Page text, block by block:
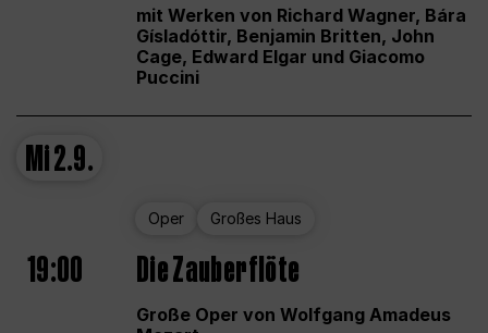
mit Werken von Richard Wagner, Bára
Gísladóttir, Benjamin Britten, John
Cage, Edward Elgar und Giacomo
Puccini
Mi2.9.
Oper Großes Haus
19:00 Die Zauberflöte
Große Oper von Wolfgang Amadeus